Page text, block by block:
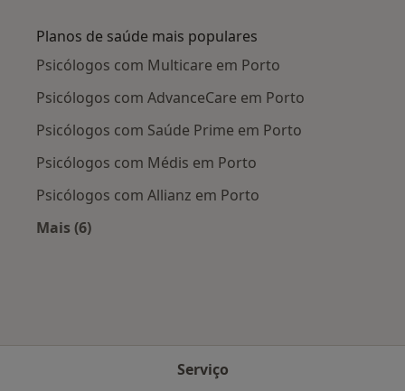
Planos de saúde mais populares
Psicólogos com Multicare em Porto
Psicólogos com AdvanceCare em Porto
Psicólogos com Saúde Prime em Porto
Psicólogos com Médis em Porto
Psicólogos com Allianz em Porto
Mais (6)
Serviço